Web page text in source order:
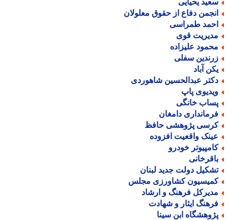
یحیایی
دفاع از حقوق معلولان
طمراسی
قوی
علیزاده
سفلی
آباد
عبدالحسین شاهوردی
پاپ
خانگی
دامغان
پژوهشی حافظ
واقعیت افزوده
خودرو
دولت جدید لبنان
کشاورزی مجلس
فرهنگ و ارشاد
ایثار و شهادت
ابن سینا